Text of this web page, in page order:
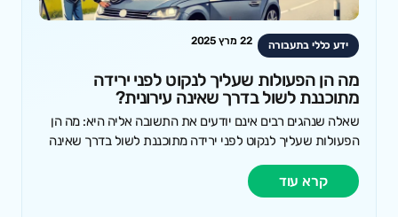
ידע כללי בתעבורה 22 מרץ 2025
מה הן הפעולות שעליך לנקוט לפני ירידה
מתוכננת לשול בדרך שאינה עירונית?
שאלה שנהגים רבים אינם יודעים את התשובה אליה היא: מה הן
הפעולות שעליך לנקוט לפני ירידה מתוכננת לשול בדרך שאינה
קרא עוד